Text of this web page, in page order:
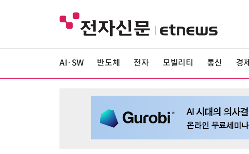
AI·SW 반도체 전자 모빌리티 통신 경제